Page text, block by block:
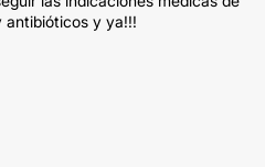
antibióticos y ya!!!